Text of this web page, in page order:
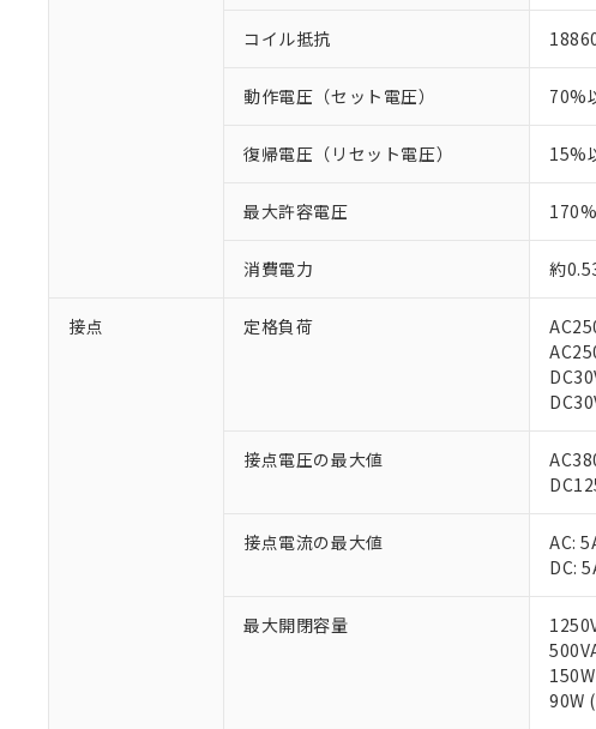
コイル抵抗
動作電圧（セット電圧） 70%
復帰電圧（リセット電圧） 15%
最大許容電圧
消費電力 約
接点 定格負荷
接点電圧の最大値
接点電流の最大値
AC:
DC:
最大開閉容量
90W
対応済み：EU RoHS
対応予定：EU RoHS指